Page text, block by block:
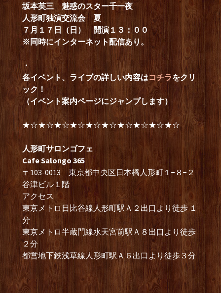
坂本英三 魅惑のスター千一夜
人形町独演交流会 夏
７月１７日（日） 開演１３：００
※同時にインターネット配信あり。
・
各イベント、ライブの詳しい内容はコチラをクリ
ック！
（イベント案内ページにジャンプします）
★☆★☆★☆★☆★☆★☆★☆★☆★☆★☆
人形町サロンゴフェ
Cafe Salongo 365
〒103-0013 東京都中央区日本橋人形町１−８−２
谷津ビル１階
アクセス
東京メトロ日比谷線人形町駅Ａ２出口より徒歩 １
分
東京メトロ半蔵門線水天宮前駅Ａ８出口より徒歩
２分
都営地下鉄浅草線人形町駅Ａ６出口より徒歩３分